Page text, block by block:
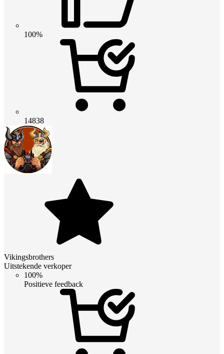
100%
14838
Vikingsbrothers
Uitstekende verkoper
100%
Positieve feedback